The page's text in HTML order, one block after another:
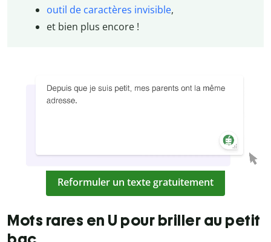
outil de caractères invisible,
et bien plus encore !
Reformuler un texte gratuitement
Mots rares en U pour briller au petit